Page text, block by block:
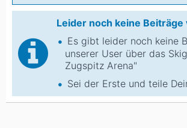
Leider noch keine Beiträge
Es gibt leider noch keine
unserer User über das
Zugspitz Arena"
Sei der Erste und teile